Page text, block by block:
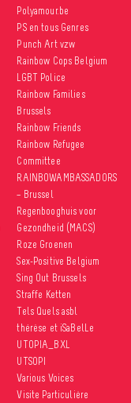
Polyamour.be
PS en tous Genres
Punch Art vzw
Rainbow Cops Belgium
LGBT Police
Rainbow Families
Brussels
Rainbow Friends
Rainbow Refugee
Committee
RAINBOWAMBASSADORS
– Brussel
Regenbooghuis voor
Gezondheid (MACS)
Roze Groenen
Sex-Positive Belgium
Sing Out Brussels
Straffe Ketten
Tels Quels asbl
thérèse et iSaBelLe
UTOPIA_BXL
UTSOPI
Various Voices
Visite Particulière